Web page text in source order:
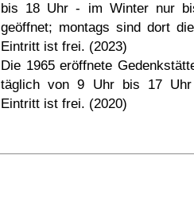
bis 18 Uhr - im Winter nur
geöffnet; montags sind dort
Eintritt ist frei. (2023)
Die 1965 eröffnete
täglich von 9 Uhr bis 17 Uhr
Eintritt ist frei. (2020)